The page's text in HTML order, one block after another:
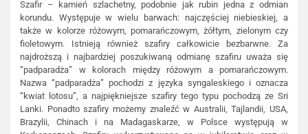
Szafir – kamień szlachetny, podobnie jak rubin jedna z odmian
korundu. Występuje w wielu barwach: najczęściej niebieskiej, a
także w kolorze różowym, pomarańczowym, żółtym, zielonym czy
fioletowym. Istnieją również szafiry całkowicie bezbarwne. Za
najdroższą i najbardziej poszukiwaną odmianę szafiru uważa się
“padparadża” w kolorach między różowym a pomarańczowym.
Nazwa “padparadża” pochodzi z języka syngaleskiego i oznacza
“kwiat lotosu”, a najpiękniejsze szafiry tego typu pochodzą ze Sri
Lanki. Ponadto szafiry możemy znaleźć w Australii, Tajlandii, USA,
Brazylii, Chinach i na Madagaskarze, w Polsce występują w